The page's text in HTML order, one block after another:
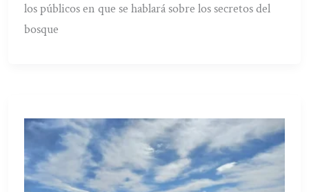
los públicos en que se hablará sobre los secretos del
bosque